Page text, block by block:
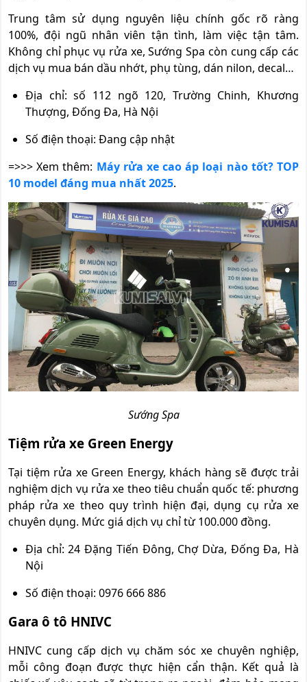
Trung tâm sử dụng nguyên liệu chính gốc rõ ràng
100%, đội ngũ nhân viên tận tình, làm việc tận tâm.
Không chỉ phục vụ rửa xe, Sướng Spa còn cung cấp các
dịch vụ mua bán dầu nhớt, phụ tùng, dán nilon, decal…
Địa chỉ: số 112 ngõ 120, Trường Chinh, Khương
Thượng, Đống Đa, Hà Nội
Số điện thoại: Đang cập nhật
=>>> Xem thêm: Máy rửa xe cao áp loại nào tốt? TOP
10 model đáng mua nhất 2025.
Sướng Spa
Tiệm rửa xe Green Energy
Tại tiệm rửa xe Green Energy, khách hàng sẽ được trải
nghiệm dịch vụ rửa xe theo tiêu chuẩn quốc tế: phương
pháp rửa xe theo quy trình hiện đại, dụng cụ rửa xe
chuyên dụng. Mức giá dịch vụ chỉ từ 100.000 đồng.
Địa chỉ: 24 Đặng Tiến Đông, Chợ Dừa, Đống Đa, Hà
Nội
Số điện thoại: 0976 666 886
Gara ô tô HNIVC
HNIVC cung cấp dịch vụ chăm sóc xe chuyên nghiệp,
mỗi công đoạn được thực hiện cẩn thận. Kết quả là